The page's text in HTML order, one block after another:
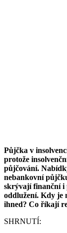
Půjčka v
protože
půjčování.
nebankovní
skrývají finanční i
oddlužení. Kdy je
ihned? Co říkají
SHRNUTÍ: